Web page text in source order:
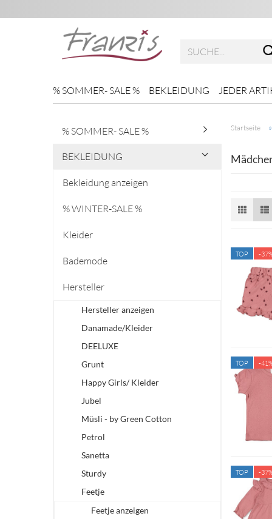
% SOMMER- SALE % BEKLEIDUNG JEDER
Startseite »
TOP -
TOP -
TOP -
% SOMMER- SALE %
BEKLEIDUNG
Bekleidung anzeigen
% WINTER-SALE %
Kleider
Bademode
Hersteller
Hersteller anzeigen
Danamade/Kleider
DEELUXE
Grunt
Happy Girls/ Kleider
Jubel
Müsli - by Green Cotton
Petrol
Sanetta
Sturdy
Feetje
Feetje anzeigen